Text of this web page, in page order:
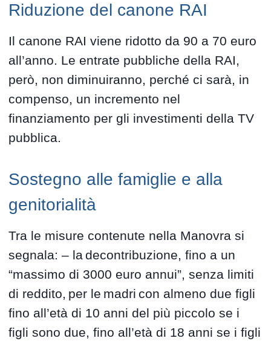
Riduzione del canone RAI
Il canone RAI viene ridotto da 90 a 70 euro
all’anno. Le entrate pubbliche della RAI,
però, non diminuiranno, perché ci sarà, in
compenso, un incremento nel
finanziamento per gli investimenti della TV
pubblica.
Sostegno alle famiglie e alla
genitorialità
Tra le misure contenute nella Manovra si
segnala: – la decontribuzione, fino a un
“massimo di 3000 euro annui”, senza limiti
di reddito, per le madri con almeno due figli
fino all’età di 10 anni del più piccolo se i
figli sono due, fino all’età di 18 anni se i figli